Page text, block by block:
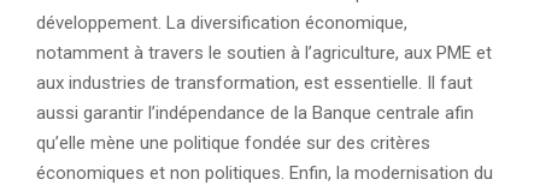
développement. La diversification économique,
notamment à travers le soutien à l’agriculture, aux PME et
aux industries de transformation, est essentielle. Il faut
aussi garantir l’indépendance de la Banque centrale afin
qu’elle mène une politique fondée sur des critères
économiques et non politiques. Enfin, la modernisation du